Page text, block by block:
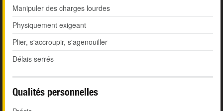
Manipuler des charges lourdes
Physiquement exigeant
Plier, s'accroupir, s'agenouiller
Délais serrés
Qualités personnelles